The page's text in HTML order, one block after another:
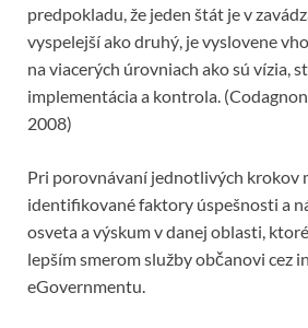
predpokladu, že jeden štát je v
vyspelejší ako druhý, je vyslovene
na viacerých úrovniach ako sú vízia,
implementácia a kontrola.
2008)
Pri porovnávaní jednotlivých krokov
identifikované faktory úspešnosti a
osveta a výskum v danej oblasti,
lepším smerom služby občanovi cez
eGovernmentu.